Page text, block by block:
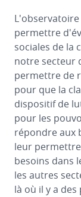
permettre
sociales de la
notre secteur
permettre de
pour que la
dispositif de
pour les
répondre aux
leur
besoins dans
les autres
là où il y a